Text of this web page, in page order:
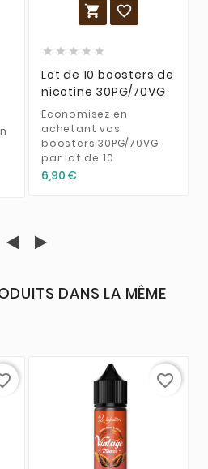
 
    
Lot de 10 boosters de
nicotine 30PG/70VG
Economisez en
achetant vos
boosters 30PG/70VG
par lot de 10
6,90 €
DANS LA MÊME
favorite_border